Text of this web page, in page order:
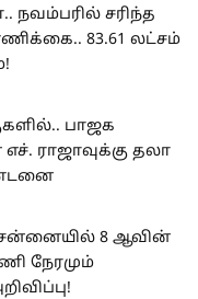
சரிந்த
83.61 லட்சம்
பாஜக
ராஜாவுக்கு தலா
சென்னையில் 8 ஆவின்
நேரமும்